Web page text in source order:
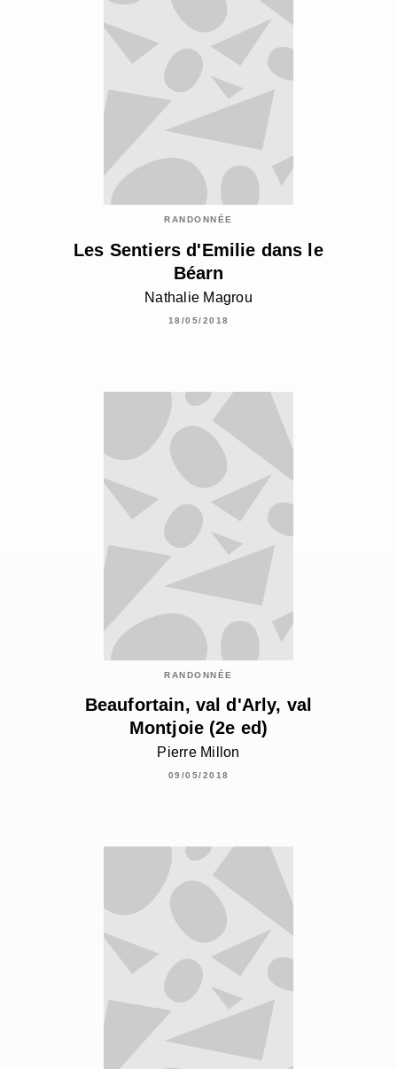
RANDONNÉE
Les Sentiers d'Emilie dans le
Béarn
Nathalie Magrou
18/05/2018
RANDONNÉE
Beaufortain, val d'Arly, val
Montjoie (2e ed)
Pierre Millon
09/05/2018